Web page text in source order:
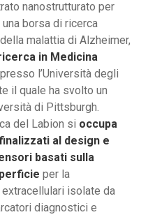
nanostrutturato per
una borsa di ricerca
malattia di Alzheimer,
in Medicina
presso l’Università degli
il quale ha svolto un
di Pittsburgh.
del Labion si occupa
al design e
basati sulla
per la
isolate da
diagnostici e